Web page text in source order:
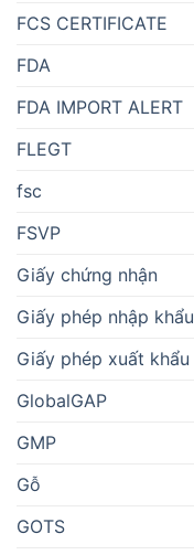
FCS CERTIFICATE
FDA
FDA IMPORT ALERT
FLEGT
fsc
FSVP
Giấy chứng nhận
Giấy phép nhập khẩu
Giấy phép xuất khẩu
GlobalGAP
GMP
Gỗ
GOTS